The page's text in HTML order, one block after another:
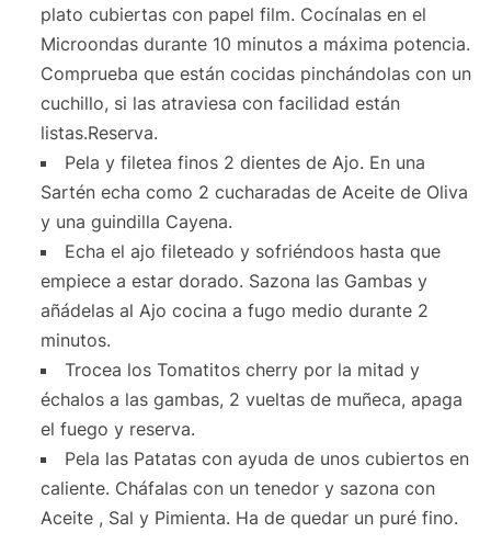
plato cubiertas con papel film. Cocínalas en el
Microondas durante 10 minutos a máxima potencia.
Comprueba que están cocidas pinchándolas con un
cuchillo, si las atraviesa con facilidad están
listas.Reserva.
Pela y filetea finos 2 dientes de Ajo. En una
Sartén echa como 2 cucharadas de Aceite de Oliva
y una guindilla Cayena.
Echa el ajo fileteado y sofriéndoos hasta que
empiece a estar dorado. Sazona las Gambas y
añádelas al Ajo cocina a fugo medio durante 2
minutos.
Trocea los Tomatitos cherry por la mitad y
échalos a las gambas, 2 vueltas de muñeca, apaga
el fuego y reserva.
Pela las Patatas con ayuda de unos cubiertos en
caliente. Cháfalas con un tenedor y sazona con
Aceite , Sal y Pimienta. Ha de quedar un puré fino.